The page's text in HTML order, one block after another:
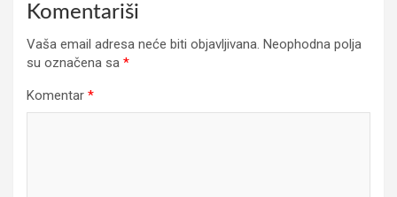
Komentariši
Vaša email adresa neće biti objavljivana. Neophodna polja
su označena sa *
Komentar *